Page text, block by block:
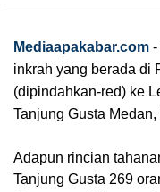
Mediaapakabar.com -
inkrah yang berada di
(dipindahkan-red) ke
Tanjung Gusta
Adapun rincian
Tanjung Gusta 269